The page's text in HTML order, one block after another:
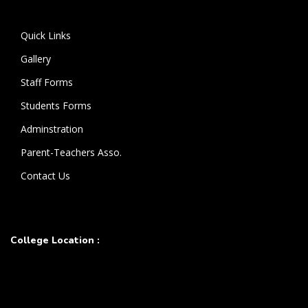
Quick Links
Gallery
Staff Forms
Students Forms
Adminstration
Parent-Teachers Asso.
Contact Us
College Location :